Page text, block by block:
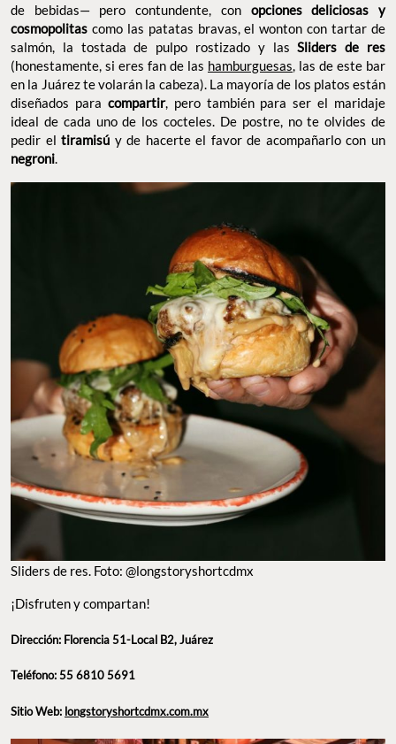
de bebidas— pero contundente, con opciones deliciosas y
cosmopolitas como las patatas bravas, el wonton con tartar de
salmón, la tostada de pulpo rostizado y lasSliders de res
(honestamente, si eres fan de las hamburguesas, las de este bar
en la Juárez te volarán la cabeza). La mayoría de los platos están
diseñados para compartir, pero también para ser el maridaje
ideal de cada uno de los cocteles. De postre, no te olvides de
pedir eltiramisú y de hacerte el favor de acompañarlo con un
negroni.
Sliders de res. Foto: @longstoryshortcdmx
¡Disfruten y compartan!
Dirección: Florencia 51-Local B2, Juárez
Teléfono: 55 6810 5691
Sitio Web: longstoryshortcdmx.com.mx